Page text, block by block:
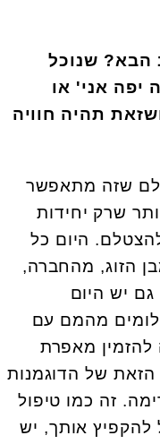
הבא? שנוכל
יפה אני' או
תהיה חוויה
שזה מתאפשר
שרק יחידות
היום כל
הזוג, מהחברה,
גם יש היום
מהמם עם
להזמין מאפרת
של הדוגמנות
זה כמו טיפול
להקפיץ אותך, יש